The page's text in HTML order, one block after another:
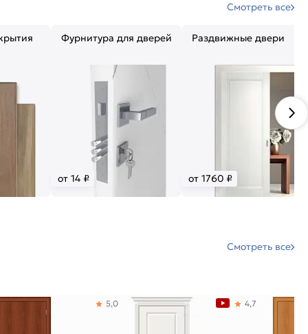
Смотреть все
Фурнитура для дверей
от 14 ₽
Раздвижные двери
от 1760 ₽
Смотреть все
5,0 4,7